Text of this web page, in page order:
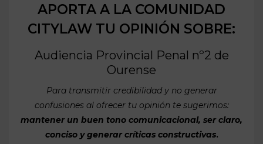
APORTA A LA COMUNIDAD
CITYLAW TU OPINIÓN SOBRE:
Audiencia Provincial Penal nº2 de
Ourense
Para transmitir credibilidad y no generar
confusiones al ofrecer tu opinión te sugerimos:
mantener un buen tono comunicacional, ser claro,
conciso y generar críticas constructivas.